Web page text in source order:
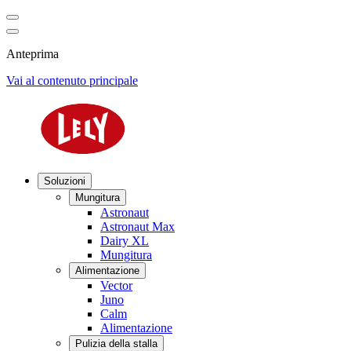
Anteprima
Vai al contenuto principale
Soluzioni
Mungitura
Astronaut
Astronaut Max
Dairy XL
Mungitura
Alimentazione
Vector
Juno
Calm
Alimentazione
Pulizia della stalla